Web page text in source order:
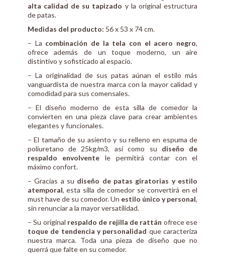
alta calidad de su tapizado y la original estructura
de patas.
Medidas del producto: 56 x 53 x 74 cm.
– La combinación de la tela con el acero negro,
ofrece además de un toque moderno, un aire
distintivo y sofisticado al espacio.
– La originalidad de sus patas aúnan el estilo más
vanguardista de nuestra marca con la mayor calidad y
comodidad para sus comensales.
– El diseño moderno de esta silla de comedor la
convierten en una pieza clave para crear ambientes
elegantes y funcionales.
– El tamaño de su asiento y su relleno en espuma de
poliuretano de 25kg/m3, así como su diseño de
respaldo envolvente le permitirá contar con el
máximo confort.
– Gracias a su diseño de patas giratorias y estilo
atemporal, esta silla de comedor se convertirá en el
must have de su comedor. Un estilo único y personal,
sin renunciar a la mayor versatilidad.
– Su original respaldo de rejilla de rattán ofrece ese
toque de tendencia y personalidad que caracteriza
nuestra marca. Toda una pieza de diseño que no
querrá que falte en su comedor.